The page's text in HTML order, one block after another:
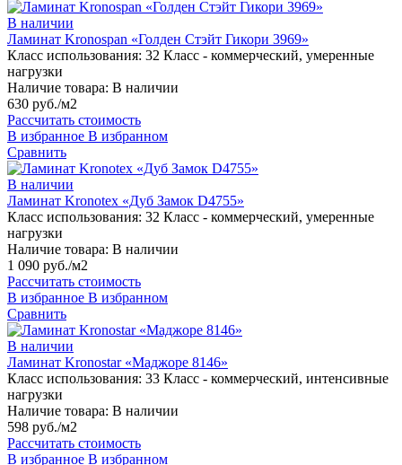
В наличии
Ламинат Kronospan «Голден Стэйт Гикори 3969»
Класс использования: 32 Класс - коммерческий, умеренные
нагрузки
Наличие товара: В наличии
630 руб./м2
Рассчитать стоимость
В избранное В избранном
Сравнить
В наличии
Ламинат Kronotex «Дуб Замок D4755»
Класс использования: 32 Класс - коммерческий, умеренные
нагрузки
Наличие товара: В наличии
1 090 руб./м2
Рассчитать стоимость
В избранное В избранном
Сравнить
В наличии
Ламинат Kronostar «Маджоре 8146»
Класс использования: 33 Класс - коммерческий, интенсивные
нагрузки
Наличие товара: В наличии
598 руб./м2
Рассчитать стоимость
В избранное В избранном